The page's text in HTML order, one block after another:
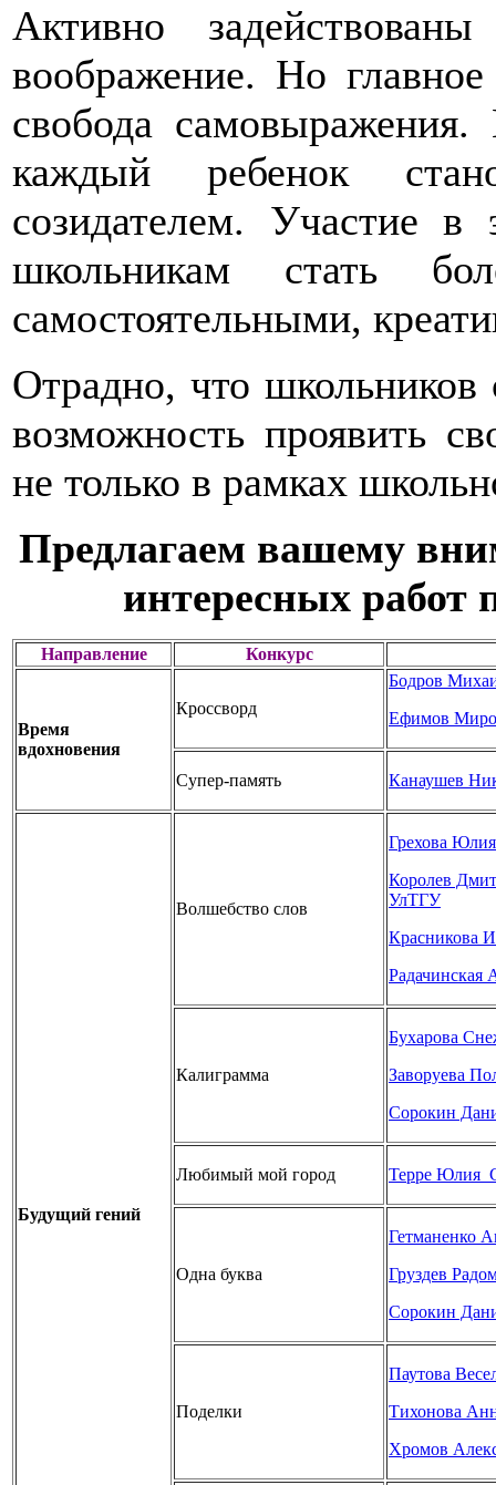
Активно
воображение. Но
свобода
каждый ребенок
созидателем. Участие
школьникам стать
самостоятельными,
Отрадно, что школьников
возможность проявить
не только в рамках
Предлагаем вашему
интересных
Направление Конкурс
Время
вдохновения
Кроссворд
Бодров
Ефимов
Супер-память Канаушев
Будущий гений
Волшебство слов
Грехова
Королев
УлТГУ
Красникова
Калиграмма
Бухарова
Заворуева
Сорокин
Любимый мой город Терре
Одна буква
Гетманенко
Груздев
Сорокин
Поделки
Паутова
Тихонова
Хромов